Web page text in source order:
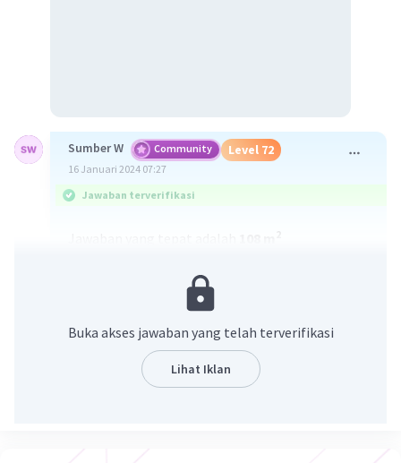
Sumber W Community Level 72
16 Januari 2024 07:27
Jawaban terverifikasi
K = 48 m
Buka akses jawaban yang telah terverifikasi
Lihat Iklan